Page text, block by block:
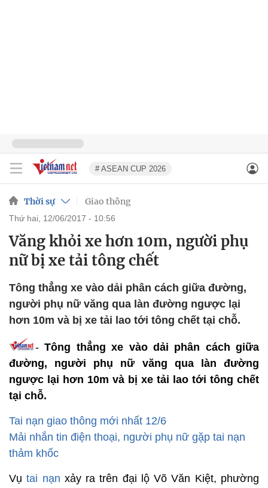
# ASEAN CUP 2026
Thời sự Giao thông
thứ hai, 12/06/2017 - 10:56
Văng khỏi xe hơn 10m, người phụ
nữ bị xe tải tông chết
Tông thẳng xe vào dải phân cách giữa đường,
người phụ nữ văng qua làn đường ngược lại
hơn 10m và bị xe tải lao tới tông chết tại chỗ.
-Tông thẳng xe vào dải phân cách giữa
đường, người phụ nữ văng qua làn đường
ngược lại hơn 10m và bị xe tải lao tới tông chết
tại chỗ.
Tai nạn giao thông mới nhất 12/6
Mải nhắn tin điện thoại, người phụ nữ gặp tai nạn
thảm khốc
Vụtai nạn xảy ra trên đại lộ Võ Văn Kiệt, phường